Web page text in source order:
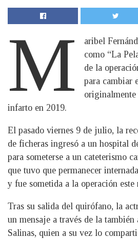
M
aribel
como “La
de la
para cambiar
infarto en 2019.
El pasado viernes 9 de julio, la
de ficheras ingresó a un hospital
para someterse a un cateterismo
que tuvo que permanecer
y fue sometida a la operación este
Tras su salida del quirófano, la
un mensaje a través de la
Salinas, quien a su vez lo